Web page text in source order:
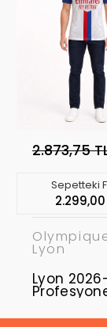
2.873,75
Sepetteki
2.299,00
Lyon
Lyon
Maç
Home